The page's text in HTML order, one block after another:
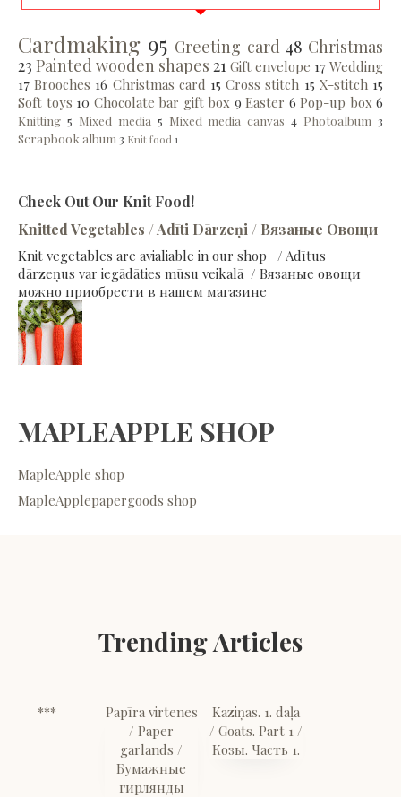
Cardmaking 95 Greeting card 48 Christmas
23 Painted wooden shapes 21 Gift envelope 17 Wedding
17 Brooches 16 Christmas card 15 Cross stitch 15 X-stitch 15
Soft toys 10 Chocolate bar gift box 9 Easter 6 Pop-up box 6
Knitting 5 Mixed media 5 Mixed media canvas 4 Photoalbum 3
Scrapbook album 3 Knit food 1
Check Out Our Knit Food!
Knitted Vegetables / Adīti Dārzeņi / Вязаные Овощи
Knit vegetables are avialiable in our shop / Adītus
dārzeņus var iegādāties mūsu veikalā / Вязаные овощи
можно приобрести в нашем магазине
MAPLEAPPLE SHOP
MapleApple shop
MapleApplepapergoods shop
Trending Articles
***
Papīra virtenes
/ Paper
garlands /
Бумажные
гирлянды
Kaziņas. 1. daļa
/ Goats. Part 1 /
Козы. Часть 1.